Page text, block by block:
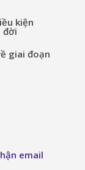
kiện
đời
giai đoạn
email